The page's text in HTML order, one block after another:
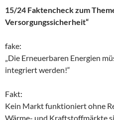
15/24 Faktencheck zum
Versorgungssicherheit“
fake:
„Die Erneuerbaren Energien
integriert werden!“
Fakt:
Kein Markt funktioniert ohne
Wärme- und Kraftstoffmärkte